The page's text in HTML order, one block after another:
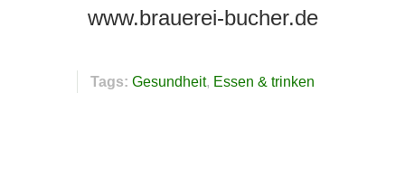
www.brauerei-bucher.de
Tags: Gesundheit Essen & trinken